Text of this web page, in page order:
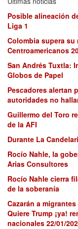
Posible alineación
Liga 1
Colombia supera
Centroamericanos
San Andrés Tuxtla:
Globos de Papel
Pescadores alertan
autoridades no
Guillermo del Toro
de la AFI
Durante La
Rocío Nahle, la
Arias Consultores
Rocío Nahle cierra
de la soberanía
Cazarán a
Quiere Trump ¡ya!
nacionales 22/01/